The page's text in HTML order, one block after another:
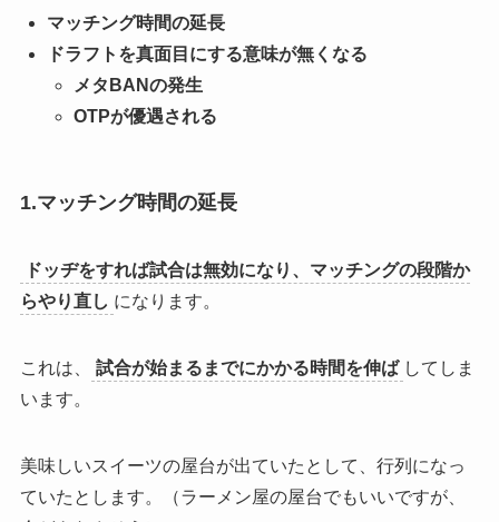
マッチング時間の延長
ドラフトを真面目にする意味が無くなる
メタBANの発生
OTPが優遇される
1.マッチング時間の延長
ドッヂをすれば試合は無効になり、マッチングの段階か
らやり直し になります。
これは、 試合が始まるまでにかかる時間を伸ば してしま
います。
美味しいスイーツの屋台が出ていたとして、行列になっ
ていたとします。（ラーメン屋の屋台でもいいですが、